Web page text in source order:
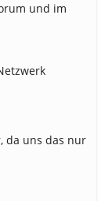
und im
da uns das nur